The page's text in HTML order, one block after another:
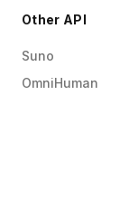
Other API
Suno
OmniHuman